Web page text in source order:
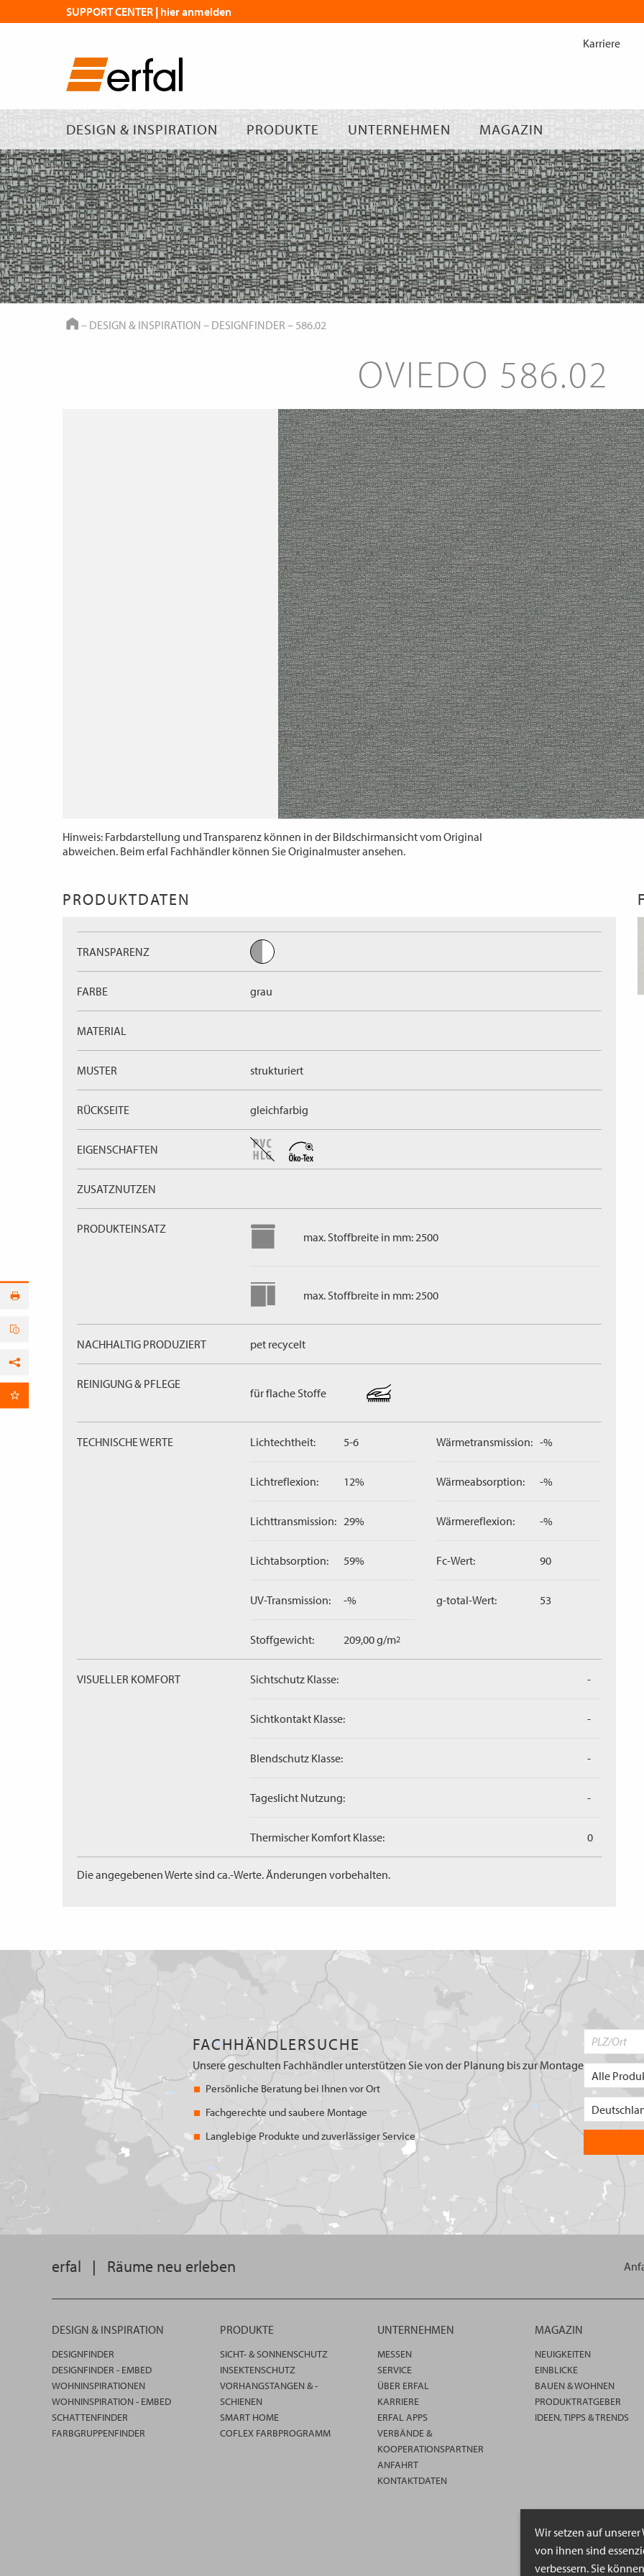
Wir setzen auf
von ihnen sind
verbessern. Sie
Inhalt
DESIGN & INSPIRATION PRODUKTE UNTERNEHMEN MAGAZIN
Karriere
SUPPORT CENTER | hier anmelden
HOME
– DESIGN & INSPIRATION – DESIGNFINDER – 586.02
OVIEDO 586.02
Hinweis: Farbdarstellung und Transparenz können in der Bildschirmansicht vom Original
abweichen. Beim erfal Fachhändler können Sie Originalmuster ansehen.
PRODUKTDATEN
TRANSPARENZ
FARBE grau
MATERIAL
MUSTER strukturiert
RÜCKSEITE gleichfarbig
EIGENSCHAFTEN
ZUSATZNUTZEN
PRODUKTEINSATZ
max. Stoffbreite in mm: 2500
max. Stoffbreite in mm: 2500
NACHHALTIG PRODUZIERT pet recycelt
REINIGUNG & PFLEGE
für flache Stoffe
TECHNISCHE WERTE Lichtechtheit: 5-6
Lichtreflexion: 12%
Lichttransmission: 29%
Lichtabsorption: 59%
UV-Transmission: -%
Stoffgewicht: 209,00 g/m2
Wärmetransmission: -%
Wärmeabsorption: -%
Wärmereflexion: -%
Fc-Wert: 90
g-total-Wert: 53
VISUELLER KOMFORT Sichtschutz Klasse: -
Sichtkontakt Klasse: -
Blendschutz Klasse: -
Tageslicht Nutzung: -
Thermischer Komfort Klasse: 0
Die angegebenen Werte sind ca.-Werte. Änderungen vorbehalten.
FACHHÄNDLERSUCHE
Unsere geschulten Fachhändler unterstützen Sie von der Planung bis zur Montage
Persönliche Beratung bei Ihnen vor Ort
Fachgerechte und saubere Montage
Langlebige Produkte und zuverlässiger Service
erfal | Räume neu erleben
DESIGN & INSPIRATION
DESIGNFINDER
DESIGNFINDER - EMBED
WOHNINSPIRATIONEN
WOHNINSPIRATION - EMBED
SCHATTENFINDER
FARBGRUPPENFINDER
PRODUKTE
SICHT- & SONNENSCHUTZ
INSEKTENSCHUTZ
VORHANGSTANGEN & -
SCHIENEN
SMART HOME
COFLEX FARBPROGRAMM
UNTERNEHMEN
MESSEN
SERVICE
ÜBER ERFAL
KARRIERE
ERFAL APPS
VERBÄNDE &
KOOPERATIONSPARTNER
ANFAHRT
KONTAKTDATEN
MAGAZIN
NEUIGKEITEN
EINBLICKE
BAUEN & WOHNEN
PRODUKTRATGEBER
IDEEN, TIPPS & TRENDS